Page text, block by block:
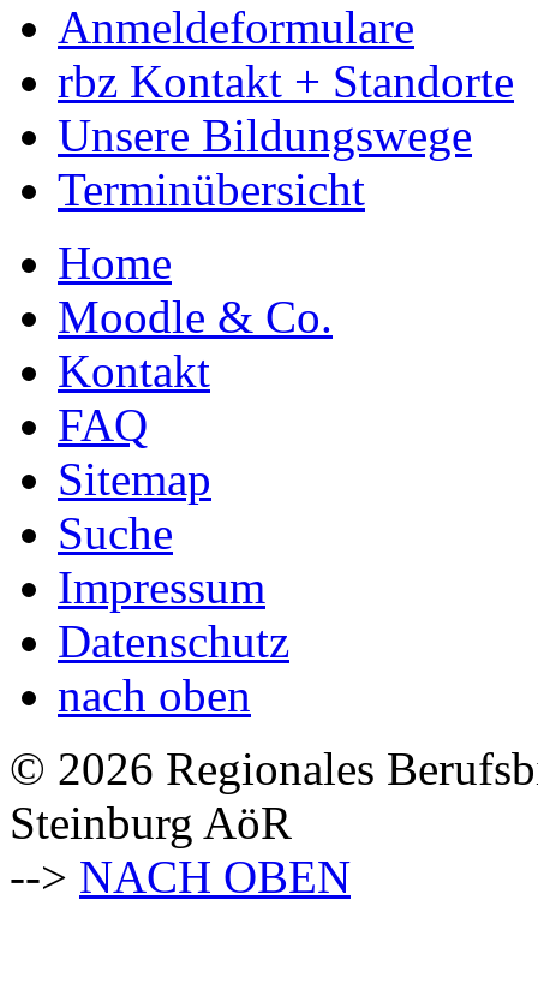
Anmeldeformulare
rbz Kontakt + Standorte
Unsere Bildungswege
Terminübersicht
Home
Moodle & Co.
Kontakt
FAQ
Sitemap
Suche
Impressum
Datenschutz
nach oben
© 2026 Regionales
Steinburg AöR
--> NACH OBEN